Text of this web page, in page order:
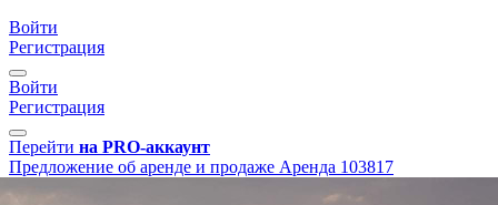
Войти
Регистрация
Войти
Регистрация
Перейти на PRO-аккаунт
Предложение об аренде и продаже Аренда 103817